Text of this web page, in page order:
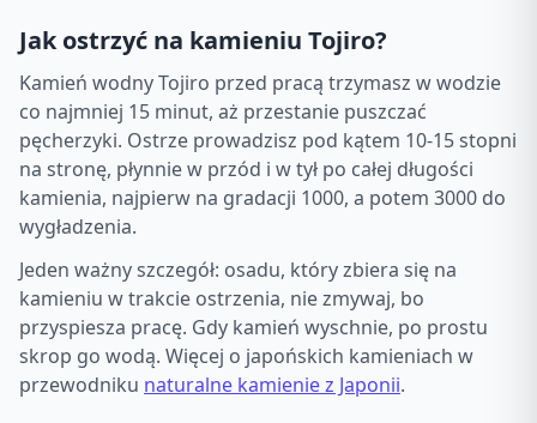
Jak ostrzyć na kamieniu Tojiro?
Kamień wodny Tojiro przed pracą trzymasz w wodzie
co najmniej 15 minut, aż przestanie puszczać
pęcherzyki. Ostrze prowadzisz pod kątem 10-15 stopni
na stronę, płynnie w przód i w tył po całej długości
kamienia, najpierw na gradacji 1000, a potem 3000 do
wygładzenia.
Jeden ważny szczegół: osadu, który zbiera się na
kamieniu w trakcie ostrzenia, nie zmywaj, bo
przyspiesza pracę. Gdy kamień wyschnie, po prostu
skrop go wodą. Więcej o japońskich kamieniach w
przewodniku naturalne kamienie z Japonii.